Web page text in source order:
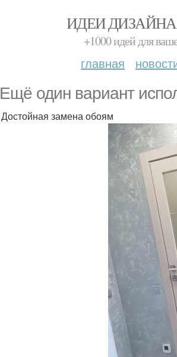
ИДЕИ ДИЗАЙНА
+1000 идей для
главная
Ещё один вариант
Достойная замена обоям